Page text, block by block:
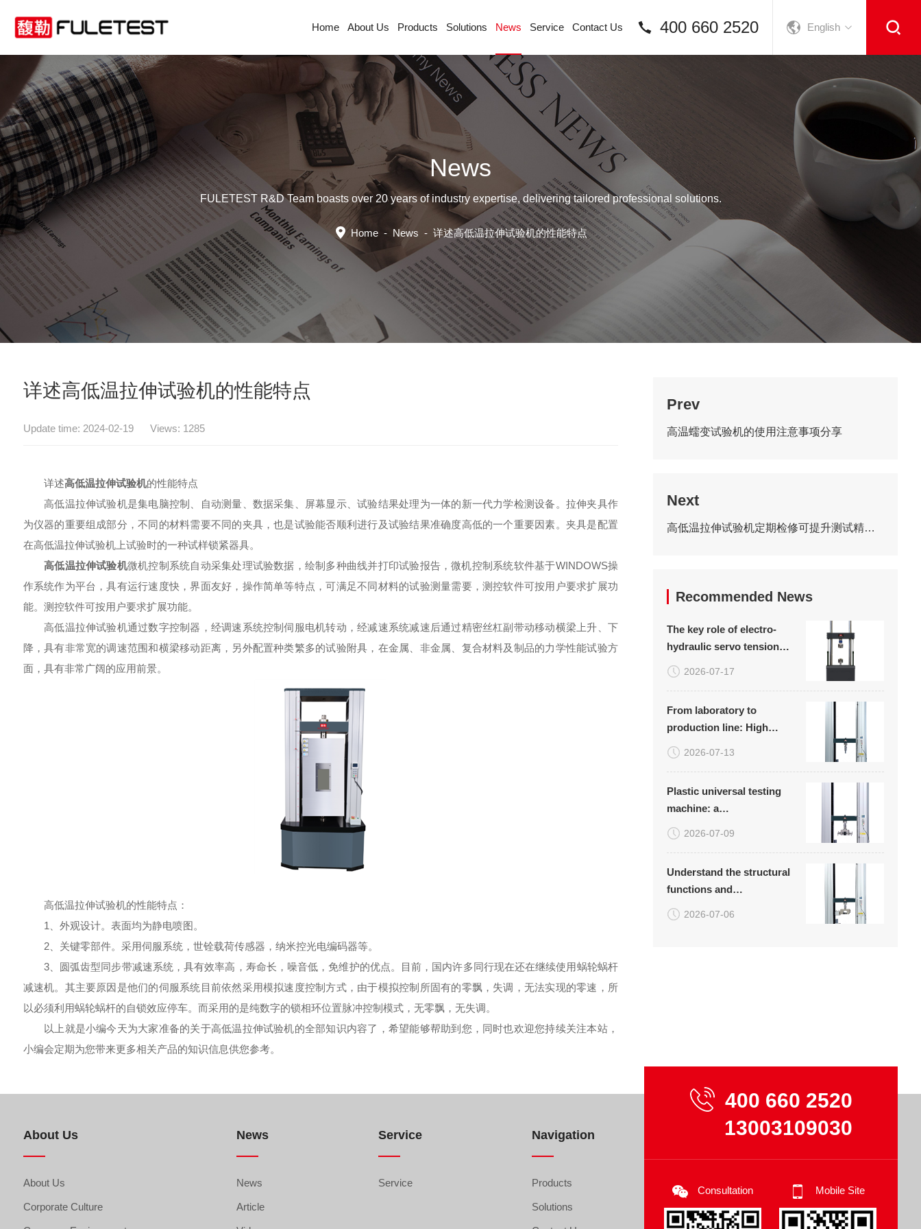
English
400 660 2520
Home About Us Products Solutions News Service Contact Us
News
FULETEST R&D Team boasts over 20 years of industry expertise, delivering tailored professional solutions.
Home - News - 详述高低温拉伸试验机的性能特点
详述高低温拉伸试验机的性能特点
Update time: 2024-02-19 Views: 1285
详述高低温拉伸试验机的性能特点
高低温拉伸试验机是集电脑控制、自动测量、数据采集、屏幕显示、试验结果处理为一体的新一代力学检测设备。拉伸夹具作
为仪器的重要组成部分，不同的材料需要不同的夹具，也是试验能否顺利进行及试验结果准确度高低的一个重要因素。夹具是配置
在高低温拉伸试验机上试验时的一种试样锁紧器具。
高低温拉伸试验机微机控制系统自动采集处理试验数据，绘制多种曲线并打印试验报告，微机控制系统软件基于WINDOWS操
作系统作为平台，具有运行速度快，界面友好，操作简单等特点，可满足不同材料的试验测量需要，测控软件可按用户要求扩展功
能。测控软件可按用户要求扩展功能。
高低温拉伸试验机通过数字控制器，经调速系统控制伺服电机转动，经减速系统减速后通过精密丝杠副带动移动横梁上升、下
降，具有非常宽的调速范围和横梁移动距离，另外配置种类繁多的试验附具，在金属、非金属、复合材料及制品的力学性能试验方
面，具有非常广阔的应用前景。
高低温拉伸试验机的性能特点：
1、外观设计。表面均为静电喷图。
2、关键零部件。采用伺服系统，世铨载荷传感器，纳米控光电编码器等。
3、圆弧齿型同步带减速系统，具有效率高，寿命长，噪音低，免维护的优点。目前，国内许多同行现在还在继续使用蜗轮蜗杆
减速机。其主要原因是他们的伺服系统目前依然采用模拟速度控制方式，由于模拟控制所固有的零飘，失调，无法实现的零速，所
以必须利用蜗轮蜗杆的自锁效应停车。而采用的是纯数字的锁相环位置脉冲控制模式，无零飘，无失调。
以上就是小编今天为大家准备的关于高低温拉伸试验机的全部知识内容了，希望能够帮助到您，同时也欢迎您持续关注本站，
小编会定期为您带来更多相关产品的知识信息供您参考。
Prev
高温蠕变试验机的使用注意事项分享
Next
高低温拉伸试验机定期检修可提升测试精准度
Recommended News
The key role of electro-
hydraulic servo tension
compression fatigue
testing machine in
quality control
2026-07-17
From laboratory to
production line: High
temperature bending and
bending testing machine
quality
2026-07-13
Plastic universal testing
machine: a
comprehensive solution
for mechanical testing
industries
2026-07-09
Understand the structural
functions and
characteristics of the
carbon fiber tensile
2026-07-06
About Us
About Us
Corporate Culture
News
News
Article
Service
Service
Navigation
Products
Solutions
400 660 2520
13003109030
Consultation Mobile Site